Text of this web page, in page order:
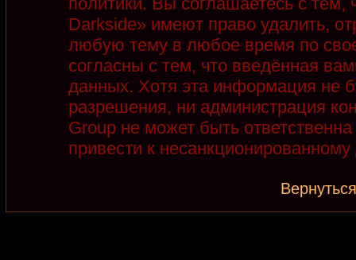
Darkside» имеют право удалить,
любую тему в любое время по
согласны с тем, что введённая
данных. Хотя эта информация не
разрешения, ни администрация
Group не может быть
привести к несанкционированному